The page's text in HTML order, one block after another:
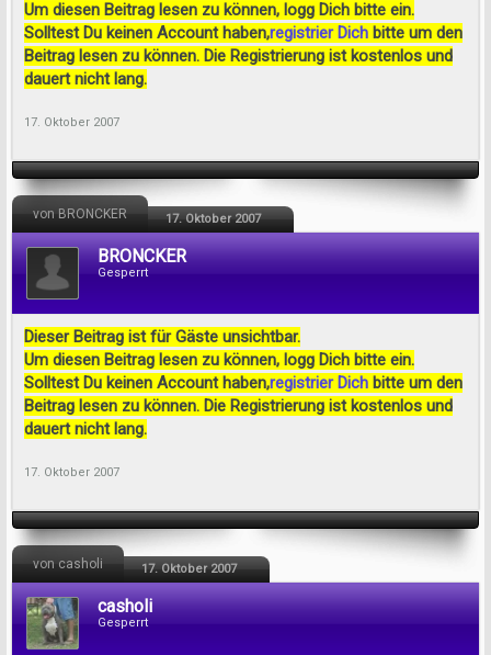
Um diesen Beitrag lesen zu können, logg Dich bitte ein.
Solltest Du keinen Account haben,registrier Dich bitte um den
Beitrag lesen zu können. Die Registrierung ist kostenlos und
dauert nicht lang.
17. Oktober 2007
von BRONCKER 17. Oktober 2007
BRONCKER
Gesperrt
Dieser Beitrag ist für Gäste unsichtbar.
Um diesen Beitrag lesen zu können, logg Dich bitte ein.
Solltest Du keinen Account haben,registrier Dich bitte um den
Beitrag lesen zu können. Die Registrierung ist kostenlos und
dauert nicht lang.
17. Oktober 2007
von casholi 17. Oktober 2007
casholi
Gesperrt